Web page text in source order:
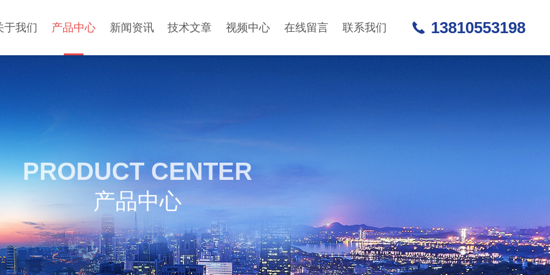
于我们 产品中心 新闻资讯 技术文章 视频中心 在线留言 联系我们 13810553198
PRODUCT CENTER
产品中心